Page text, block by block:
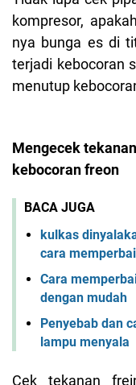
kompresor,
nya bunga es di
terjadi kebocoran
menutup
Mengecek
kebocoran freon
BACA JUGA
kulkas
cara
Cara
dengan mudah
Penyebab dan
lampu menyala
Cek tekanan